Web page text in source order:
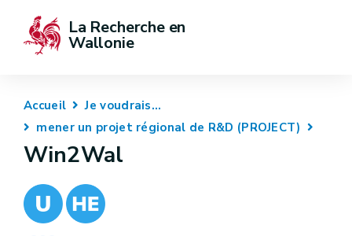
La Recherche en
Wallonie
Accueil
Je voudrais...
mener un projet régional de R&D (PROJECT)
Win2Wal